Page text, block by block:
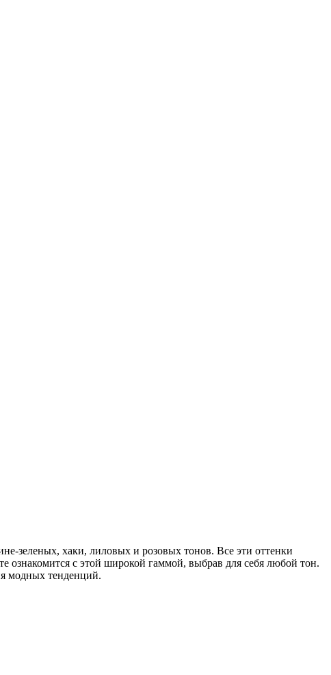
зеленых, хаки, лиловых и розовых тонов. Все эти оттенки
ознакомится с этой широкой гаммой, выбрав для себя любой тон.
модных тенденций.